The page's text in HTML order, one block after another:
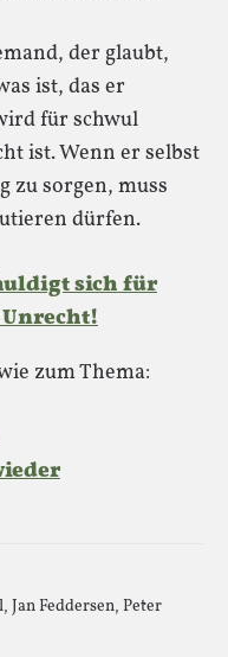
der glaubt,
ist, das er
für schwul
ist. Wenn er selbst
sorgen, muss
dürfen.
sich für
zum Thema:
, Jan Feddersen, Peter